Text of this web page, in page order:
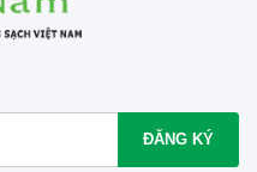
ĐĂNG KÝ